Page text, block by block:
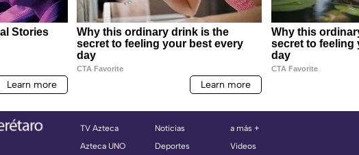
TV Azteca
Azteca UNO
Noticias
Deportes
a más +
Videos